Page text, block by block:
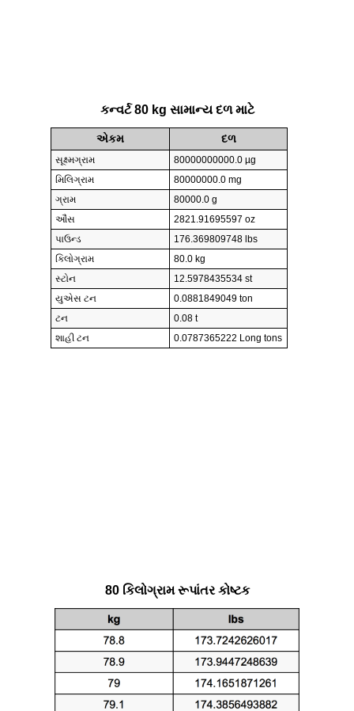
કન્વર્ટ 80 kg સામાન્ય દળ માટે
એકમ દળ
સૂક્ષ્મગ્રામ
80000000000.0 µg
મિલિગ્રામ
80000000.0 mg
ગ્રામ
80000.0 g
ઔંસ
2821.91695597 oz
પાઉન્ડ
176.369809748 lbs
કિલોગ્રામ
80.0 kg
સ્ટોન
12.5978435534 st
યુએસ ટન
0.0881849049 ton
ટન
0.08 t
શાહી ટન
0.0787365222 Long tons
80 કિલોગ્રામ રૂપાંતર કોષ્ટક